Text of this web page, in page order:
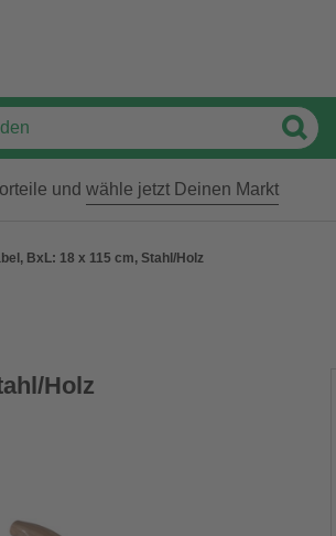
und wähle jetzt Deinen Markt
BxL: 18 x 115 cm, Stahl/Holz
Holz